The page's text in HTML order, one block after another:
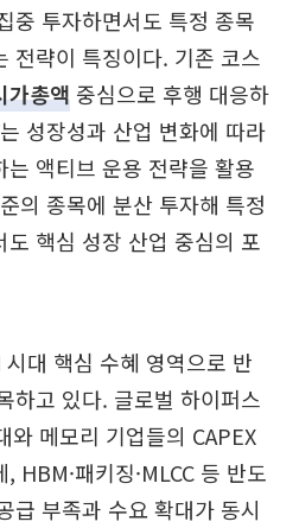
중 투자하면서도 특정 종목
전략이 특징이다. 기존 코스
가총액 중심으로 후행 대응하
성장성과 산업 변화에 따라
액티브 운용 전략을 활용
의 종목에 분산 투자해 특정
핵심 성장 산업 중심의 포
대 핵심 수혜 영역으로 반
하고 있다. 글로벌 하이퍼스
와 메모리 기업들의 CAPEX
HBM·패키징·MLCC 등 반도
급 부족과 수요 확대가 동시